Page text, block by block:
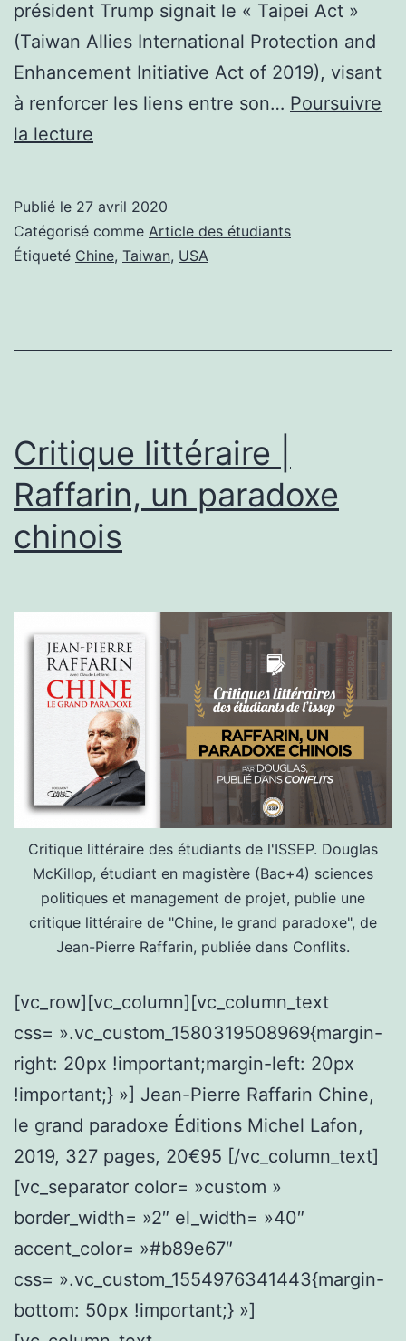
président Trump signait le « Taipei Act »
(Taiwan Allies International Protection and
Enhancement Initiative Act of 2019), visant
à renforcer les liens entre son… Poursuivre
la lecture
|
Taïwan,
américaine
marteau
chinois
Publié le 27 avril 2020
Catégorisé comme Article des étudiants
Étiqueté Chine, Taiwan, USA
Critique littéraire |
Raffarin, un paradoxe
chinois
Critique littéraire des étudiants de l'ISSEP. Douglas
McKillop, étudiant en magistère (Bac+4) sciences
politiques et management de projet, publie une
critique littéraire de "Chine, le grand paradoxe", de
Jean-Pierre Raffarin, publiée dans Conflits.
[vc_row][vc_column][vc_column_text
css= ».vc_custom_1580319508969{margin-
right: 20px !important;margin-left: 20px
!important;} »] Jean-Pierre Raffarin Chine,
le grand paradoxe Éditions Michel Lafon,
2019, 327 pages, 20€95 [/vc_column_text]
[vc_separator color= »custom »
border_width= »2″ el_width= »40″
accent_color= »#b89e67″
css= ».vc_custom_1554976341443{margin-
bottom: 50px !important;} »]